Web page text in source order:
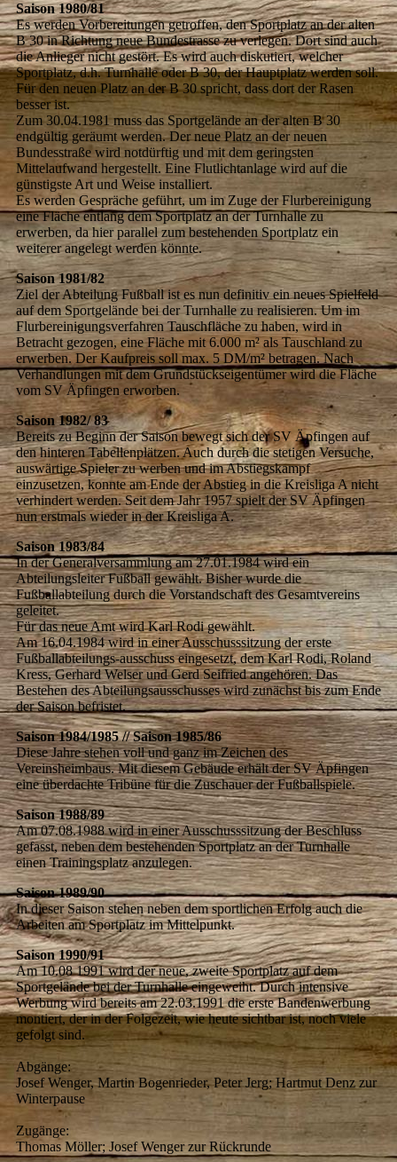
Saison 1980/81
Es werden Vorbereitungen getroffen, den Sportplatz an der alten
B 30 in Richtung neue Bundestrasse zu verlegen. Dort sind auch
die Anlieger nicht gestört. Es wird auch diskutiert, welcher
Sportplatz, d.h. Turnhalle oder B 30, der Hauptplatz werden soll.
Für den neuen Platz an der B 30 spricht, dass dort der Rasen
besser ist.
Zum 30.04.1981 muss das Sportgelände an der alten B 30
endgültig geräumt werden. Der neue Platz an der neuen
Bundesstraße wird notdürftig und mit dem geringsten
Mittelaufwand hergestellt. Eine Flutlichtanlage wird auf die
günstigste Art und Weise installiert.
Es werden Gespräche geführt, um im Zuge der Flurbereinigung
eine Fläche entlang dem Sportplatz an der Turnhalle zu
erwerben, da hier parallel zum bestehenden Sportplatz ein
weiterer angelegt werden könnte.
Saison 1981/82
Ziel der Abteilung Fußball ist es nun definitiv ein neues Spielfeld
auf dem Sportgelände bei der Turnhalle zu realisieren. Um im
Flurbereinigungsverfahren Tauschfläche zu haben, wird in
Betracht gezogen, eine Fläche mit 6.000 m² als Tauschland zu
erwerben. Der Kaufpreis soll max. 5 DM/m² betragen. Nach
Verhandlungen mit dem Grundstückseigentümer wird die Fläche
vom SV Äpfingen erworben.
Saison 1982/ 83
Bereits zu Beginn der Saison bewegt sich der SV Äpfingen auf
den hinteren Tabellenplätzen. Auch durch die stetigen Versuche,
auswärtige Spieler zu werben und im Abstiegskampf
einzusetzen, konnte am Ende der Abstieg in die Kreisliga A nicht
verhindert werden. Seit dem Jahr 1957 spielt der SV Äpfingen
nun erstmals wieder in der Kreisliga A.
Saison 1983/84
In der Generalversammlung am 27.01.1984 wird ein
Abteilungsleiter Fußball gewählt. Bisher wurde die
Fußballabteilung durch die Vorstandschaft des Gesamtvereins
geleitet.
Für das neue Amt wird Karl Rodi gewählt.
Am 16.04.1984 wird in einer Ausschusssitzung der erste
Fußballabteilungs-ausschuss eingesetzt, dem Karl Rodi, Roland
Kress, Gerhard Welser und Gerd Seifried angehören. Das
Bestehen des Abteilungsausschusses wird zunächst bis zum Ende
der Saison befristet.
Saison 1984/1985 // Saison 1985/86
Diese Jahre stehen voll und ganz im Zeichen des
Vereinsheimbaus. Mit diesem Gebäude erhält der SV Äpfingen
eine überdachte Tribüne für die Zuschauer der Fußballspiele.
Saison 1988/89
Am 07.08.1988 wird in einer Ausschusssitzung der Beschluss
gefasst, neben dem bestehenden Sportplatz an der Turnhalle
einen Trainingsplatz anzulegen.
Saison 1989/90
In dieser Saison stehen neben dem sportlichen Erfolg auch die
Arbeiten am Sportplatz im Mittelpunkt.
Saison 1990/91
Am 10.08 1991 wird der neue, zweite Sportplatz auf dem
Sportgelände bei der Turnhalle eingeweiht. Durch intensive
Werbung wird bereits am 22.03.1991 die erste Bandenwerbung
montiert, der in der Folgezeit, wie heute sichtbar ist, noch viele
gefolgt sind.
Abgänge:
Josef Wenger, Martin Bogenrieder, Peter Jerg; Hartmut Denz zur
Winterpause
Zugänge:
Thomas Möller; Josef Wenger zur Rückrunde